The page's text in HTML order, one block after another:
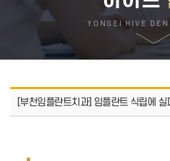
YONSEI HIVE
[부천임플란트치과] 임플란트 식립에